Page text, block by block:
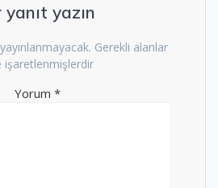
yanıt yazın
Gerekli alanlar
işaretlenmişlerdir
Yorum *